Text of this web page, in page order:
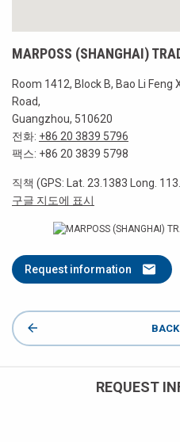
MARPOSS (SHANGHAI)
Room 1412, Block B, Bao Li Feng
Road,
Guangzhou, 510620
전화: +86 20 3839 5796
팩스: +86 20 3839 5798
직책 (GPS: Lat. 23.1383 Long.
구글 지도에 표시
Request information
REQUEST